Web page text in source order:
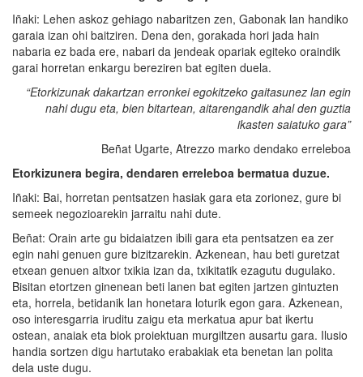
Iñaki: Lehen askoz gehiago nabaritzen zen, Gabonak lan handiko
garaia izan ohi baitziren. Dena den, gorakada hori jada hain
nabaria ez bada ere, nabari da jendeak opariak egiteko oraindik
garai horretan enkargu bereziren bat egiten duela.
“Etorkizunak dakartzan erronkei egokitzeko gaitasunez lan egin
nahi dugu eta, bien bitartean, aitarengandik ahal den guztia
ikasten saiatuko gara”
Beñat Ugarte, Atrezzo marko dendako erreleboa
Etorkizunera begira, dendaren erreleboa bermatua duzue.
Iñaki: Bai, horretan pentsatzen hasiak gara eta zorionez, gure bi
semeek negozioarekin jarraitu nahi dute.
Beñat: Orain arte gu bidaiatzen ibili gara eta pentsatzen ea zer
egin nahi genuen gure bizitzarekin. Azkenean, hau beti guretzat
etxean genuen altxor txikia izan da, txikitatik ezagutu dugulako.
Bisitan etortzen ginenean beti lanen bat egiten jartzen gintuzten
eta, horrela, betidanik lan honetara loturik egon gara. Azkenean,
oso interesgarria iruditu zaigu eta merkatua apur bat ikertu
ostean, anaiak eta biok proiektuan murgiltzen ausartu gara. Ilusio
handia sortzen digu hartutako erabakiak eta benetan lan polita
dela uste dugu.